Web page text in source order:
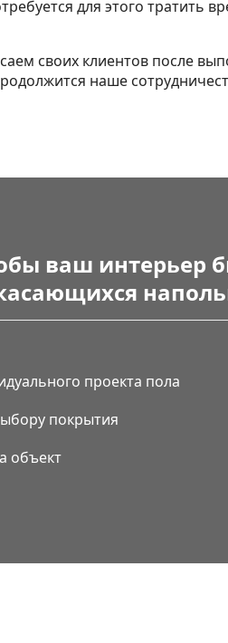
для этого
своих клиентов после
наше
ваш интерьер
касающихся
проекта пола
покрытия
объект